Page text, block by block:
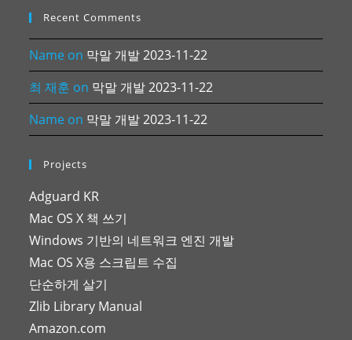
Recent Comments
Name on 막말 개발 2023-11-22
최 재훈 on 막말 개발 2023-11-22
Name on 막말 개발 2023-11-22
Projects
Adguard KR
Mac OS X 책 쓰기
Windows 기반의 네트워크 엔진 개발
Mac OS X용 스크립트 수집
단순하게 살기
Zlib Library Manual
Amazon.com